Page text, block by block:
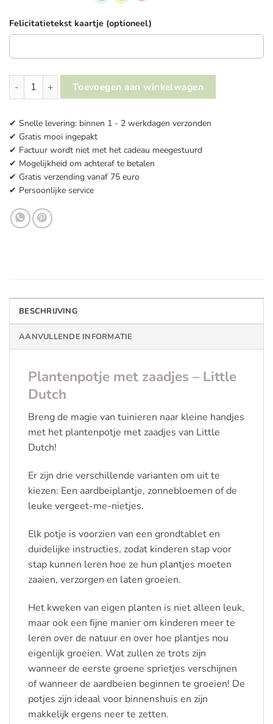
Felicitatietekst kaartje (optioneel)
Plantenpotje met zaadjes - Little Dutch aantal
Toevoegen aan winkelwagen
✔ Snelle levering: binnen 1 - 2 werkdagen verzonden
✔ Gratis mooi ingepakt
✔ Factuur wordt niet met het cadeau meegestuurd
✔ Mogelijkheid om achteraf te betalen
✔ Gratis verzending vanaf 75 euro
✔ Persoonlijke service
BESCHRIJVING
AANVULLENDE INFORMATIE
Plantenpotje met zaadjes – Little
Dutch
Breng de magie van tuinieren naar kleine handjes
met het plantenpotje met zaadjes van Little
Dutch!
Er zijn drie verschillende varianten om uit te
kiezen: Een aardbeiplantje, zonnebloemen of de
leuke vergeet-me-nietjes.
Elk potje is voorzien van een grondtablet en
duidelijke instructies, zodat kinderen stap voor
stap kunnen leren hoe ze hun plantjes moeten
zaaien, verzorgen en laten groeien.
Het kweken van eigen planten is niet alleen leuk,
maar ook een fijne manier om kinderen meer te
leren over de natuur en over hoe plantjes nou
eigenlijk groeien. Wat zullen ze trots zijn
wanneer de eerste groene sprietjes verschijnen
of wanneer de aardbeien beginnen te groeien! De
potjes zijn ideaal voor binnenshuis en zijn
makkelijk ergens neer te zetten.